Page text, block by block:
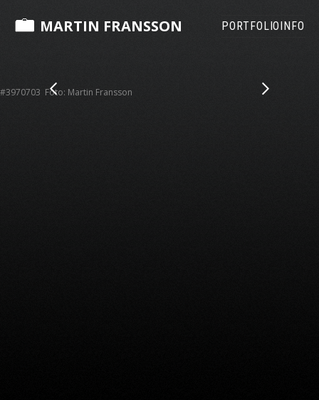
MARTIN FRANSSON PORTFOLIOINFO
#3970703 Foto: Martin Fransson